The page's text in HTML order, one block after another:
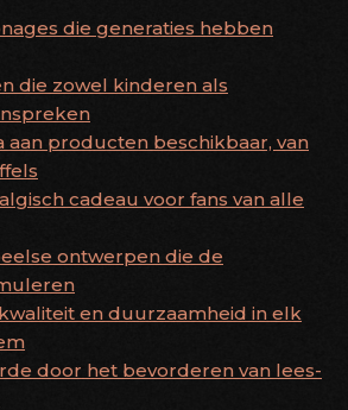
die generaties hebben
die zowel kinderen als
aan producten beschikbaar, van
cadeau voor fans van alle
ontwerpen die de
en duurzaamheid in elk
door het bevorderen van lees-